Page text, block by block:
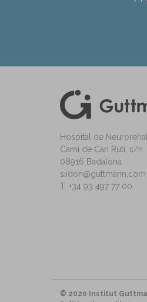
Hospital de
Camí de Can Ruti, s/n
08916 Badalona
siidon@guttmann.com
T. +34 93 497 77 00
© 2020 Institut